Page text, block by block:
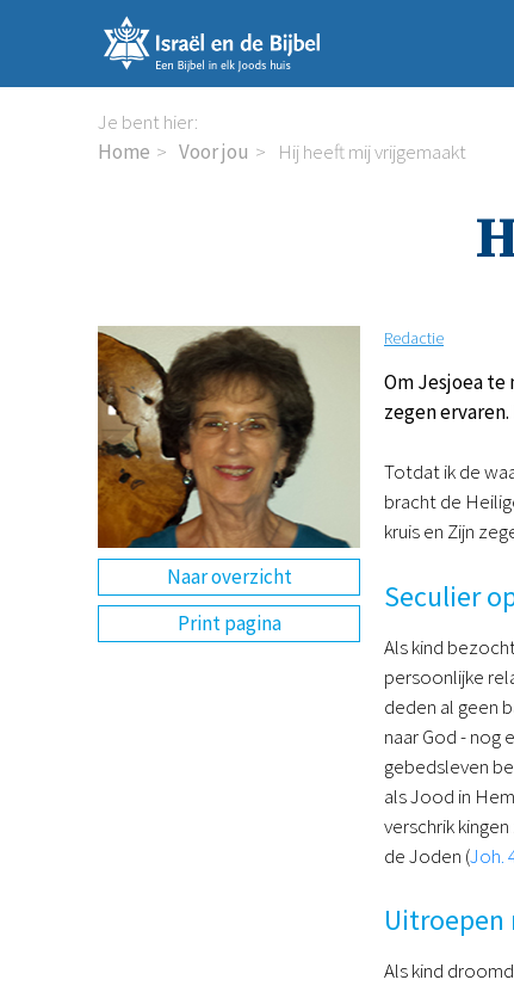
Je bent hier:
Home
Voor jou Hij heeft mij vrijgemaakt
Naar overzicht
Print pagina
Redactie
Om Jesjoea
zegen
Totdat ik de
bracht de
kruis en Zijn
Seculier
Als kind
persoonlijke
deden al geen
naar God - nog
gebedsleven
als Jood in
verschrik
de Joden (Joh.
Uitroepen
Als kind